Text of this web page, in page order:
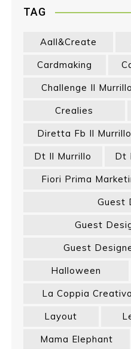
TAG
Aall&create
Cardmaking
Challenge Il Murrillo
Crealies
Diretta Fb Il Murrillo
Dt Il Murrillo
Dt
Fiori Prima
Guest
Guest
Guest
Halloween
La Coppia Creativa
Layout
Mama Elephant